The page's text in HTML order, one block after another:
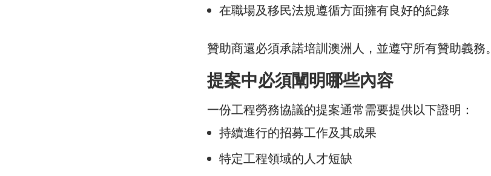
在職場及移民法規遵循方面擁有良好的紀錄
贊助商還必須承諾培訓澳洲人，並遵守所有贊助義務。
提案中必須闡明哪些內容
一份工程勞務協議的提案通常需要提供以下證明：
持續進行的招募工作及其成果
特定工程領域的人才短缺